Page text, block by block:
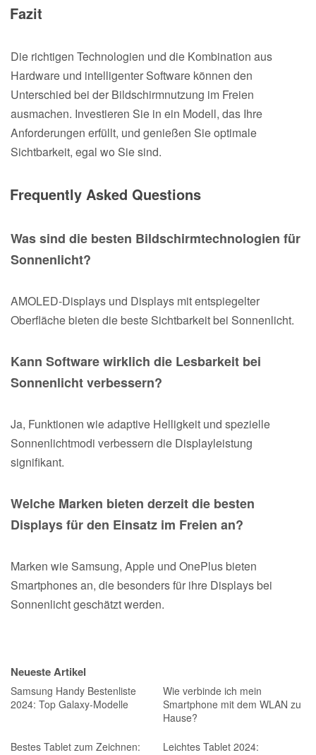
Fazit
Die richtigen Technologien und die Kombination aus
Hardware und intelligenter Software können den
Unterschied bei der Bildschirmnutzung im Freien
ausmachen. Investieren Sie in ein Modell, das Ihre
Anforderungen erfüllt, und genießen Sie optimale
Sichtbarkeit, egal wo Sie sind.
Frequently Asked Questions
Was sind die besten Bildschirmtechnologien für
Sonnenlicht?
AMOLED-Displays und Displays mit entspiegelter
Oberfläche bieten die beste Sichtbarkeit bei Sonnenlicht.
Kann Software wirklich die Lesbarkeit bei
Sonnenlicht verbessern?
Ja, Funktionen wie adaptive Helligkeit und spezielle
Sonnenlichtmodi verbessern die Displayleistung
signifikant.
Welche Marken bieten derzeit die besten
Displays für den Einsatz im Freien an?
Marken wie Samsung, Apple und OnePlus bieten
Smartphones an, die besonders für ihre Displays bei
Sonnenlicht geschätzt werden.
Neueste Artikel
Samsung Handy Bestenliste
2024: Top Galaxy-Modelle
Wie verbinde ich mein
Smartphone mit dem WLAN zu
Hause?
Bestes Tablet zum Zeichnen:
Leichtes Tablet 2024: